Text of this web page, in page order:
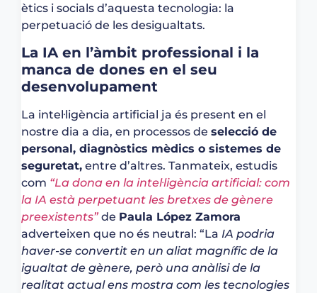
ètics i socials d’aquesta tecnologia: la
perpetuació de les desigualtats.
La IA en l’àmbit professional i la
manca de dones en el seu
desenvolupament
La intel·ligència artificial ja és present en el
nostre dia a dia, en processos de selecció de
personal, diagnòstics mèdics o sistemes de
seguretat, entre d’altres. Tanmateix, estudis
com “La dona en la intel·ligència artificial: com
la IA està perpetuant les bretxes de gènere
preexistents”de Paula López Zamora
adverteixen que no és neutral: “La IA podria
haver-se convertit en un aliat magnífic de la
igualtat de gènere, però una anàlisi de la
realitat actual ens mostra com les tecnologies